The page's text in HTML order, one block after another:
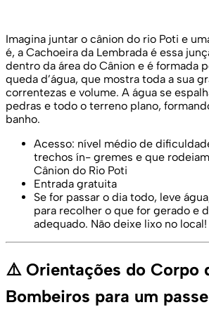
Imagina juntar o cânion do rio Poti e
é, a Cachoeira da Lembrada é essa
dentro da área do Cânion e é formada
queda d’água, que mostra toda a sua
correntezas e volume. A água se
pedras e todo o terreno plano,
banho.
Acesso: nível médio de
trechos ín- gremes e que
Cânion do Rio Poti
Entrada gratuita
Se for passar o dia todo, leve
para recolher o que for gerado e
adequado. Não deixe lixo no local!
⚠️ Orientações do Corpo
Bombeiros para um